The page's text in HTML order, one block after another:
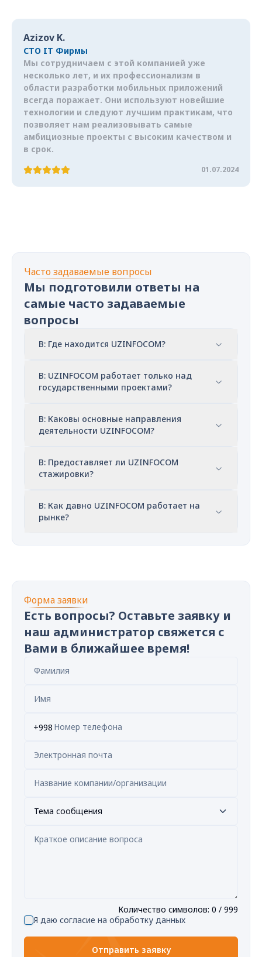
Azizov K.
CTO IT Фирмы
Мы сотрудничаем с этой компанией уже
несколько лет, и их профессионализм в
области разработки мобильных приложений
всегда поражает. Они используют новейшие
технологии и следуют лучшим практикам, что
позволяет нам реализовывать самые
амбициозные проекты с высоким качеством и
в срок.
01.07.2024
Часто задаваемые вопросы
Мы подготовили ответы на
самые часто задаваемые
вопросы
В: Где находится UZINFOCOM?
В: UZINFOCOM работает только над
государственными проектами?
В: Каковы основные направления
деятельности UZINFOCOM?
В: Предоставляет ли UZINFOCOM
стажировки?
В: Как давно UZINFOCOM работает на
рынке?
Форма заявки
Есть вопросы? Оставьте заявку и
наш администратор свяжется с
Вами в ближайшее время!
+998
Тема сообщения
Количество символов: 0 / 999
Я даю согласие на обработку данных
Отправить заявку